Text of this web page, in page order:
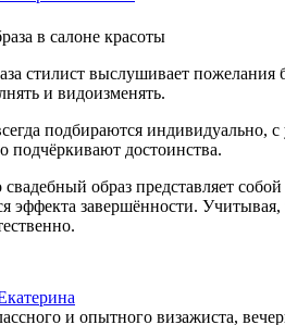
в салоне красоты
стилист выслушивает
и видоизменять.
подбираются индивидуально,
подчёркивают достоинства.
образ представляет
эффекта завершённости.
и опытного визажиста,